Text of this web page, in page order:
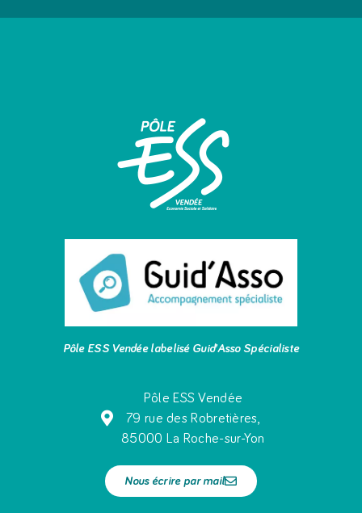
Pôle ESS Vendée labelisé Guid’Asso Spécialiste
Pôle ESS Vendée
79 rue des Robretières,
85000 La Roche-sur-Yon
Nous écrire par mail